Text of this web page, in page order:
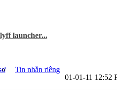
launcher...
Tin nhắn riêng
01-01-11 12:52